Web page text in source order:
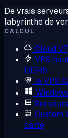
De vrais
labyrinthe de
CALCUL
Cloud
VPS
DDR5
le VPS
Custom
carte